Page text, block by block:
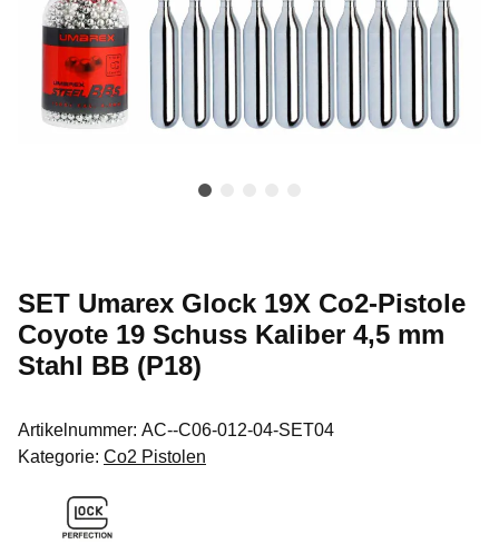
SET Umarex Glock 19X Co2-Pistole
Coyote 19 Schuss Kaliber 4,5 mm
Stahl BB (P18)
Artikelnummer: AC--C06-012-04-SET04
Kategorie: Co2 Pistolen